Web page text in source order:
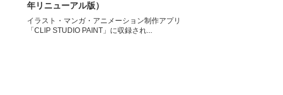
年リニューアル版）
イラスト・マンガ・アニメーション制作アプリ
「CLIP STUDIO PAINT」に収録され...